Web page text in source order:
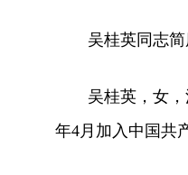
吴桂英同志简
吴桂英，女，汉
年4月加入中国共